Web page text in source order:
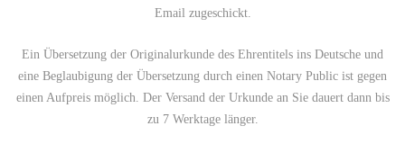
Email zugeschickt.
Ein Übersetzung der Originalurkunde des Ehrentitels ins Deutsche und
eine Beglaubigung der Übersetzung durch einen Notary Public ist gegen
einen Aufpreis möglich. Der Versand der Urkunde an Sie dauert dann bis
zu 7 Werktage länger.